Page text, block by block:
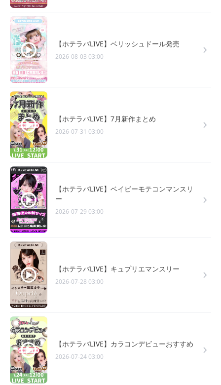
【ホテラバLIVE】ベリッシュドール発売
2026-08-03 03:00
【ホテラバLIVE】7月新作まとめ
2026-07-31 03:00
【ホテラバLIVE】ベイビーモテコンマンスリ
ー
2026-07-29 03:00
【ホテラバLIVE】キュプリエマンスリー
2026-07-28 03:00
【ホテラバLIVE】カラコンデビューおすすめ
2026-07-24 03:00